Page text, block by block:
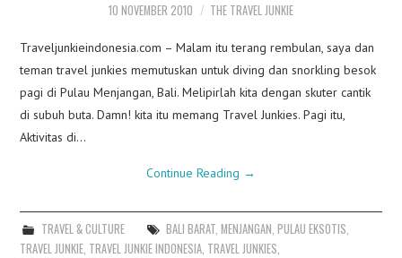
10 NOVEMBER 2010 THE TRAVEL JUNKIE
Traveljunkieindonesia.com – Malam itu terang rembulan, saya dan
teman travel junkies memutuskan untuk diving dan snorkling besok
pagi di Pulau Menjangan, Bali. Melipirlah kita dengan skuter cantik
di subuh buta. Damn! kita itu memang Travel Junkies. Pagi itu,
Aktivitas di…
Continue Reading →
TRAVEL & CULTURE BALI BARAT, MENJANGAN PULAU EKSOTIS
TRAVEL JUNKIE TRAVEL JUNKIE INDONESIA TRAVEL JUNKIES